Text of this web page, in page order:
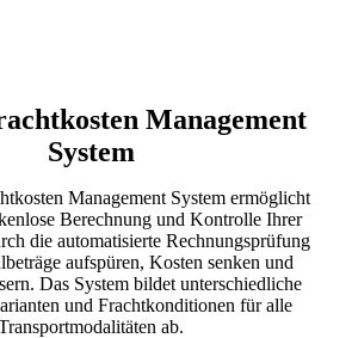
Management
System
Management System ermöglicht
Berechnung und Kontrolle Ihrer
die automatisierte Rechnungsprüfung
aufspüren, Kosten senken und
Das System bildet unterschiedliche
und Frachtkonditionen für alle
ab.